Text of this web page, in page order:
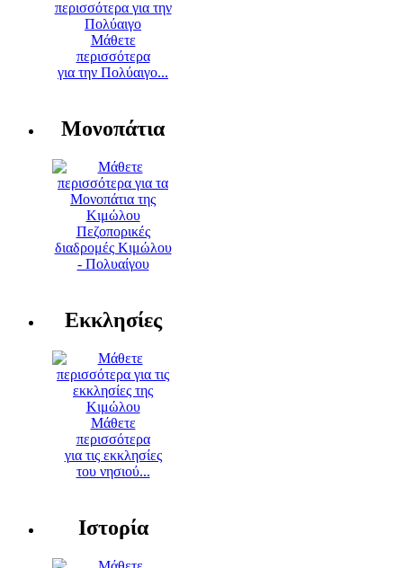
Μάθετε
περισσότερα
για την Πολύαιγο...
Μονοπάτια
Πεζοπορικές
διαδρομές Κιμώλου
- Πολυαίγου
Εκκλησίες
Μάθετε
περισσότερα
για τις εκκλησίες
του νησιού...
Ιστορία